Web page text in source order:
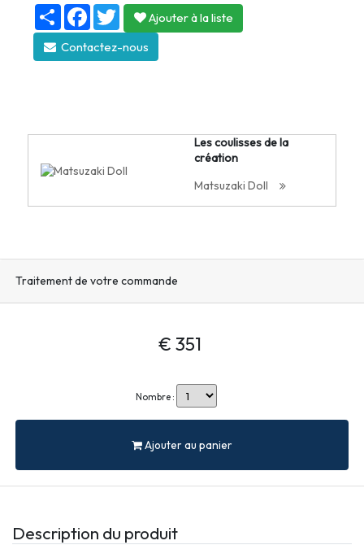
S
h
a
r
e
F
a
c
e
b
T
i
t
t
Ajouter à la liste
Contactez-nous
Les coulisses de la
création
Matsuzaki Doll
Traitement de votre commande
€ 351
Nombre :
Ajouter au panier
Description du produit